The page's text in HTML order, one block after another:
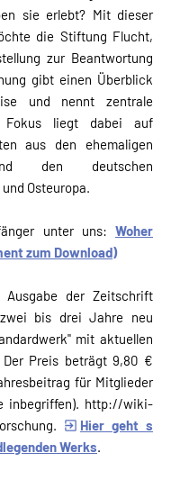
sie erlebt? Mit dieser
die Stiftung Flucht,
zur Beantwortung
gibt einen Überblick
und nennt zentrale
Fokus liegt dabei auf
aus den ehemaligen
den deutschen
Osteuropa.
unter uns: Woher
zum Download)
der Zeitschrift
bis drei Jahre neu
mit aktuellen
Preis beträgt 9,80 €
für Mitglieder
inbegriffen). http://wiki-
Hier geht s
Werks.